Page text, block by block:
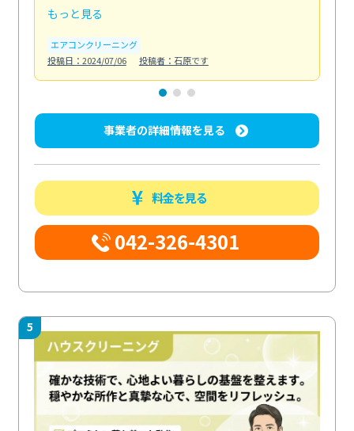
もっと見る
エアコンクリーニング
投稿日：2024/07/06
投稿者：石原です
事業者の詳細情報を見る
料金を見る
042-326-4301
5